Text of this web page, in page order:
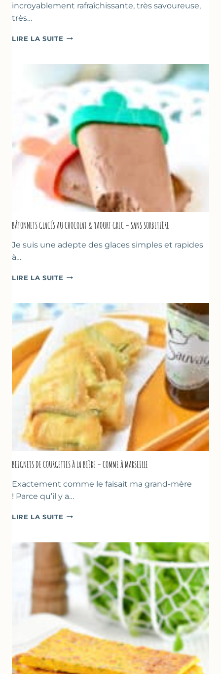
incroyablement rafraîchissante, très savoureuse,
très…
LIRE LA SUITE SOUPE
COURGETTES
CITRON
BASILIC
BÂTONNETS GLACÉS AU CHOCOLAT & YAOURT GREC – SANS SORBETIÈRE
Je suis une adepte des glaces simples et rapides
à…
LIRE LA SUITE BÂTONNETS
CHOCOLAT
YAOURT
GREC
–
SANS
SORBETIÈRE
BEIGNETS DE COURGETTES À LA BIÈRE – COMME À MARSEILLE
Exactement comme le faisait ma grand-mère
! Parce qu’il y a…
LIRE LA SUITE BEIGNETS
LA
BIÈRE
–
COMME
À
MARSEILLE